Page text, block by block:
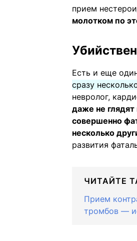
прием
молотком по
Есть и еще
сразу
невролог,
даже не
совершенно
несколько
развития
ЧИТАЙТЕ
Прием
тромбов —